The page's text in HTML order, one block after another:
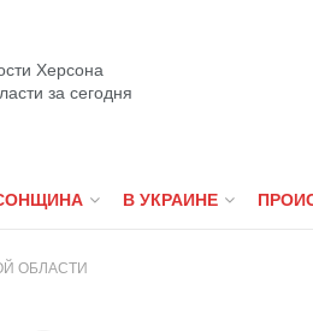
Херсона
за сегодня
В УКРАИНЕ
ОБЛАСТИ